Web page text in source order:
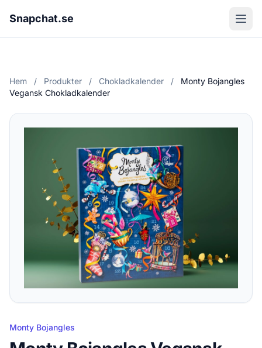
Snapchat.se
Hem / Produkter / Chokladkalender /
Monty Bojangles
Vegansk Chokladkalender
Monty Bojangles